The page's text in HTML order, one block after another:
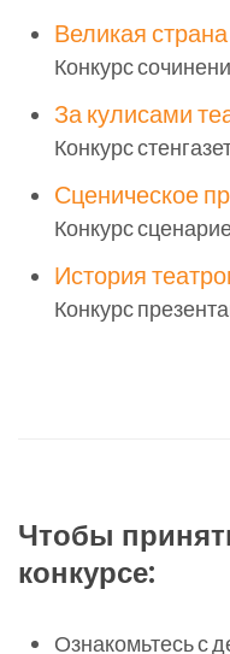
Великая
Конкурс
За кулисами
Конкурс
Сценическое
Конкурс
История
Конкурс
Чтобы
конкурсе:
Ознакомьтесь с